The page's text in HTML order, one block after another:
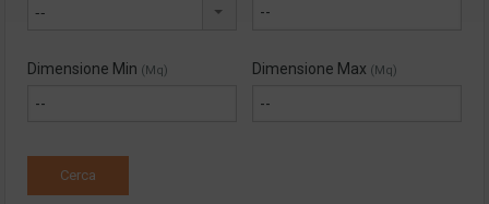
--
Dimensione Min (Mq) Dimensione Max (Mq)